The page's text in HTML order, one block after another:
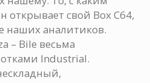
открывает свой Box C64,
наших аналитиков.
– Bile весьма
Industrial.